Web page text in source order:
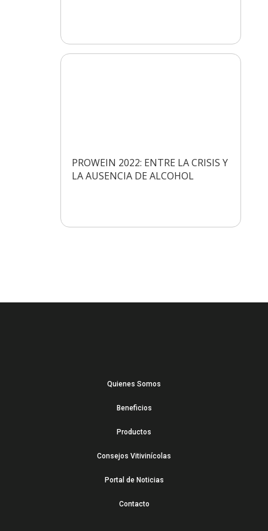
PROWEIN 2022: ENTRE LA CRISIS Y
LA AUSENCIA DE ALCOHOL
Quienes Somos
Beneficios
Productos
Consejos Vitivinícolas
Portal de Noticias
Contacto